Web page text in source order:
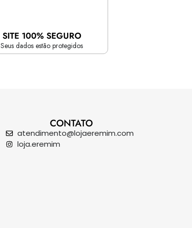
SITE 100% SEGURO
Seus dados estão protegidos
CONTATO
atendimento@lojaeremim.com
loja.eremim